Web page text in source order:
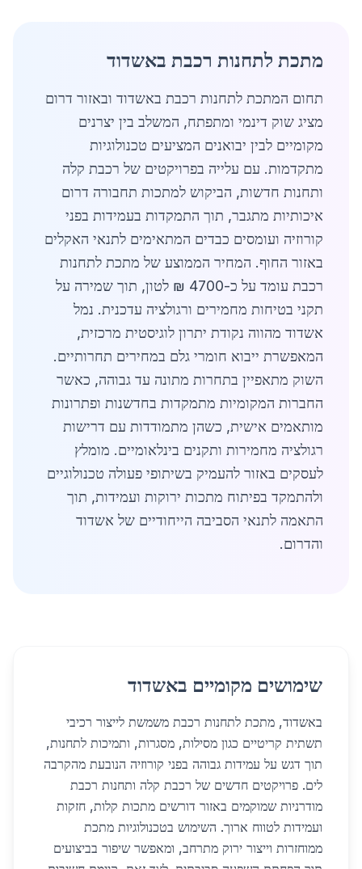
מתכת לתחנות רכבת באשדוד
תחום המתכת לתחנות רכבת באשדוד ובאזור דרום
מציג שוק דינמי ומתפתח, המשלב בין יצרנים
מקומיים לבין יבואנים המציעים טכנולוגיות
מתקדמות. עם עלייה בפרויקטים של רכבת קלה
ותחנות חדשות, הביקוש למתכות תחבורה דרום
איכותיות מתגבר, תוך התמקדות בעמידות בפני
קורוזיה ועומסים כבדים המתאימים לתנאי האקלים
באזור החוף. המחיר הממוצע של מתכת לתחנות
רכבת עומד על כ-4700 ₪ לטון, תוך שמירה על
תקני בטיחות מחמירים ורגולציה עדכנית. נמל
אשדוד מהווה נקודת יתרון לוגיסטית מרכזית,
המאפשרת ייבוא חומרי גלם במחירים תחרותיים.
השוק מתאפיין בתחרות מתונה עד גבוהה, כאשר
החברות המקומיות מתמקדות בחדשנות ופתרונות
מותאמים אישית, כשהן מתמודדות עם דרישות
רגולציה מחמירות ותקנים בינלאומיים. מומלץ
לעסקים באזור להעמיק בשיתופי פעולה טכנולוגיים
ולהתמקד בפיתוח מתכות ירוקות ועמידות, תוך
התאמה לתנאי הסביבה הייחודיים של אשדוד
והדרום.
שימושים מקומיים באשדוד
באשדוד, מתכת לתחנות רכבת משמשת לייצור רכיבי
תשתית קריטיים כגון מסילות, מסגרות, ותמיכות לתחנות,
תוך דגש על עמידות גבוהה בפני קורוזיה הנובעת מהקרבה
לים. פרויקטים חדשים של רכבת קלה ותחנות רכבת
מודרניות שמוקמים באזור דורשים מתכות קלות, חזקות
ועמידות לטווח ארוך. השימוש בטכנולוגיות מתכת
ממוחזרות וייצור ירוק מתרחב, ומאפשר שיפור בביצועים